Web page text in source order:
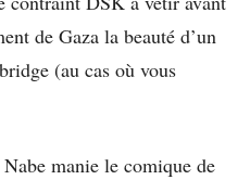
de Gaza la beauté d’un
(au cas où vous
manie le comique de